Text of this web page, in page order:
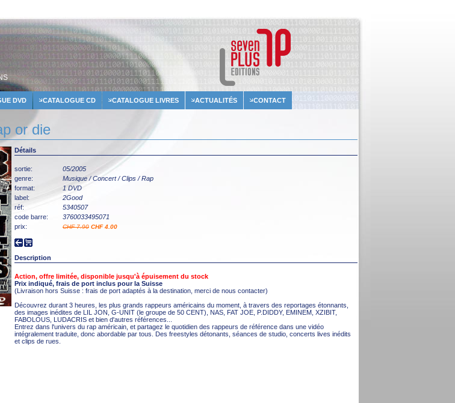
DVD CATALOGUE CD CATALOGUE LIVRES ACTUALITÉS CONTACT
or die
Détails
sortie:
05/2005
genre:
Musique / Concert / Clips / Rap
format:
1 DVD
label:
2Good
réf:
5340507
code barre:
3760033495071
prix:
CHF 7.90 CHF 4.00
Description
Action, offre limitée, disponible jusqu'à épuisement du stock
Prix indiqué, frais de port inclus pour la Suisse
(Livraison hors Suisse : frais de port adaptés à la destination, merci de nous contacter)
Découvrez durant 3 heures, les plus grands rappeurs américains du moment, à travers des reportages étonnants,
des images inédites de LIL JON, G-UNIT (le groupe de 50 CENT), NAS, FAT JOE, P.DIDDY, EMINEM, XZIBIT,
FABOLOUS, LUDACRIS et bien d'autres références...
Entrez dans l'univers du rap américain, et partagez le quotidien des rappeurs de référence dans une vidéo
intégralement traduite, donc abordable par tous. Des freestyles détonants, séances de studio, concerts lives inédits
et clips de rues.